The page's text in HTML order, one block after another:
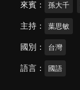
來賓 孫大千
主持 葉思敏
國別 台灣
語言 國語